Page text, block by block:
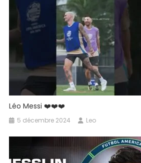
Léo Messi ❤️❤️❤️
5 décembre 2024 Leo